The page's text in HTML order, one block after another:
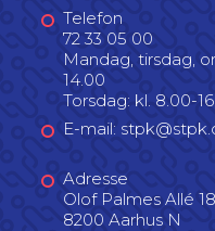
Telefon
72 33 05 00
Mandag, tirsdag,
14.00
Torsdag: kl. 8.00-
E-mail:
Adresse
Olof Palmes Allé
8200 Aarhus N